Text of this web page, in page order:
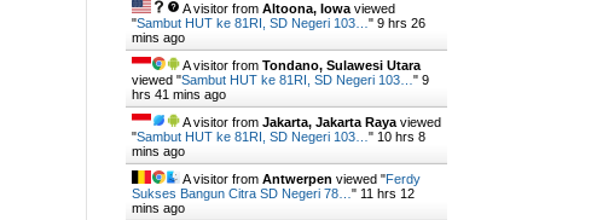
A visitor from Altoona, Iowa viewed
"Sambut HUT ke 81RI, SD Negeri 103… " 9 hrs 26
mins ago
A visitor from Tondano, Sulawesi Utara
viewed "Sambut HUT ke 81RI, SD Negeri 103… " 9
hrs 41 mins ago
A visitor from Jakarta, Jakarta Raya viewed
"Sambut HUT ke 81RI, SD Negeri 103… " 10 hrs 8
mins ago
A visitor from Antwerpen viewed "Ferdy
Sukses Bangun Citra SD Negeri 78… " 11 hrs 12
mins ago